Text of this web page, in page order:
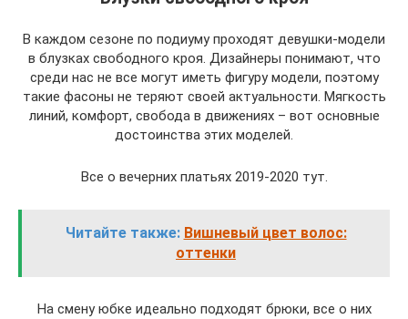
В каждом сезоне по подиуму проходят девушки-модели
в блузках свободного кроя. Дизайнеры понимают, что
среди нас не все могут иметь фигуру модели, поэтому
такие фасоны не теряют своей актуальности. Мягкость
линий, комфорт, свобода в движениях – вот основные
достоинства этих моделей.
Все о вечерних платьях 2019-2020 тут.
Читайте также: Вишневый цвет волос:
оттенки
На смену юбке идеально подходят брюки, все о них